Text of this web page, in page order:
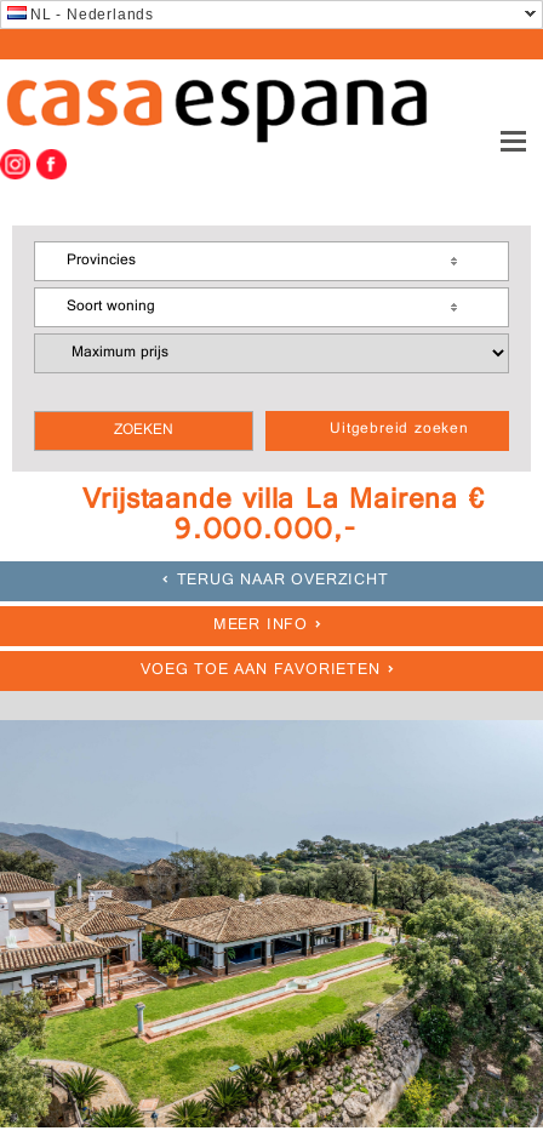
NL - Nederlands
Uitgebreid zoeken
Provincies
Soort woning
Vrijstaande villa La Mairena €
9.000.000,-
TERUG NAAR OVERZICHT
MEER INFO
VOEG TOE AAN FAVORIETEN